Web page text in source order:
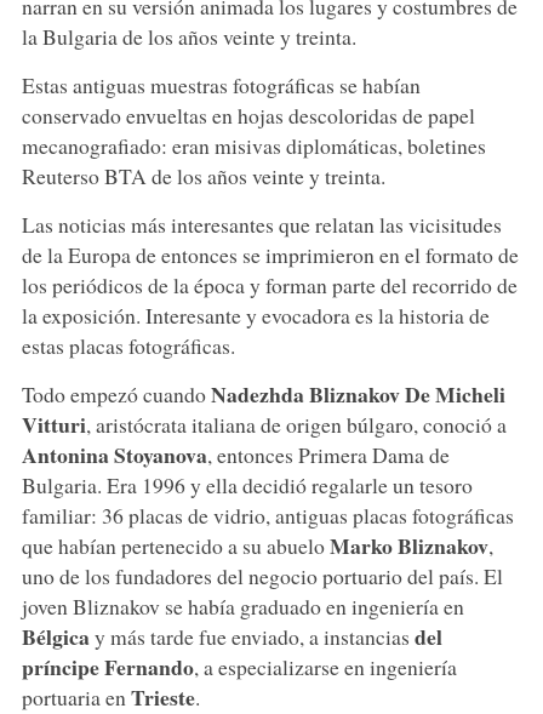
la Bulgaria de los años veinte y treinta.
Estas antiguas muestras fotográficas se habían
conservado envueltas en hojas descoloridas de papel
mecanografiado: eran misivas diplomáticas, boletines
Reuterso BTA de los años veinte y treinta.
Las noticias más interesantes que relatan las vicisitudes
de la Europa de entonces se imprimieron en el formato de
los periódicos de la época y forman parte del recorrido de
la exposición. Interesante y evocadora es la historia de
estas placas fotográficas.
Todo empezó cuandoNadezhda Bliznakov De Micheli
Vitturi, aristócrata italiana de origen búlgaro, conoció a
Antonina Stoyanova, entonces Primera Dama de
Bulgaria. Era 1996 y ella decidió regalarle un tesoro
familiar: 36 placas de vidrio, antiguas placas fotográficas
que habían pertenecido a su abueloMarko Bliznakov,
uno de los fundadores del negocio portuario del país. El
joven Bliznakov se había graduado en ingeniería en
Bélgicay más tarde fue enviado, a instancias del
príncipe Fernando, a especializarse en ingeniería
portuaria en Trieste.